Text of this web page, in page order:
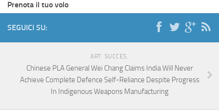
Prenota il tuo volo
SEGUICI SU:
ART. SUCCES.
Chinese PLA General Wei Chang Claims India Will Never
Achieve Complete Defence Self-Reliance Despite Progress
In Indigenous Weapons Manufacturing